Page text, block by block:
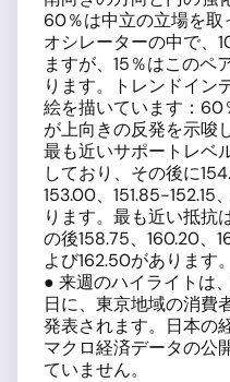
60％は中立の立場を取
オシレーターの中で、
ますが、15％はこのペ
ります。トレンドイン
絵を描いています：
が上向きの反発を示唆
最も近いサポートレベ
しており、その後に
153.00、151.85-152.15
ります。最も近い抵抗
の後158.75、160.20、
よび162.50があります。
● 来週のハイライトは
日に、東京地域の消費
発表されます。日本の
マクロ経済データの公
ていません。